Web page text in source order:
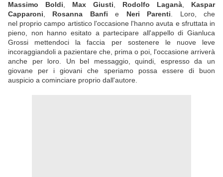
Massimo Boldi
Max Giusti Rodolfo Laganà
Kaspar
Capparoni
Rosanna Banfi e Neri Parenti . Loro, che
nel proprio campo artistico l'occasione l'hanno avuta e sfruttata in
pieno, non hanno esitato a partecipare all'appello di Gianluca
Grossi mettendoci la faccia per sostenere le nuove leve
incoraggiandoli a pazientare che, prima o poi, l'occasione arriverà
anche per loro. Un bel messaggio, quindi, espresso da un
giovane per i giovani che speriamo possa essere di buon
auspicio a cominciare proprio dall'autore.